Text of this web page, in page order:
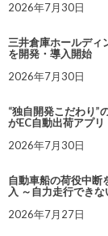
2026年7月30日
三井倉庫ホールディ
を開発・導入開始
2026年7月30日
“独自開発こだわり”
がEC自動出荷アプ
2026年7月30日
自動車船の荷役中断
入 ～自力走行でき
2026年7月27日